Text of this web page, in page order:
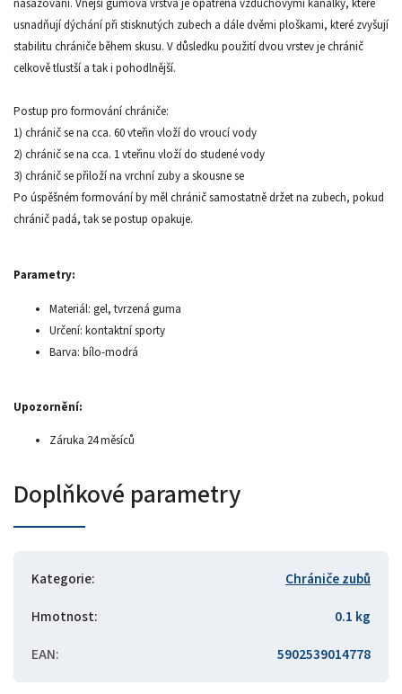
usnadňují dýchání při stisknutých zubech a dále dvěmi ploškami, které zvyšují
stabilitu chrániče během skusu. V důsledku použití dvou vrstev je chránič
celkově tlustší a tak i pohodlnější.
Postup pro formování chrániče:
1) chránič se na cca. 60 vteřin vloží do vroucí vody
2) chránič se na cca. 1 vteřinu vloží do studené vody
3) chránič se přiloží na vrchní zuby a skousne se
Po úspěšném formování by měl chránič samostatně držet na zubech, pokud
chránič padá, tak se postup opakuje.
Parametry:
Materiál: gel, tvrzená guma
Určení: kontaktní sporty
Barva: bílo-modrá
Upozornění:
Záruka 24 měsíců
Doplňkové parametry
Kategorie:
Chrániče zubů
Hmotnost:
0.1 kg
EAN: 5902539014778